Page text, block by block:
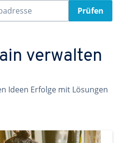
Prüfen
verwalten
Ideen Erfolge mit Lösungen